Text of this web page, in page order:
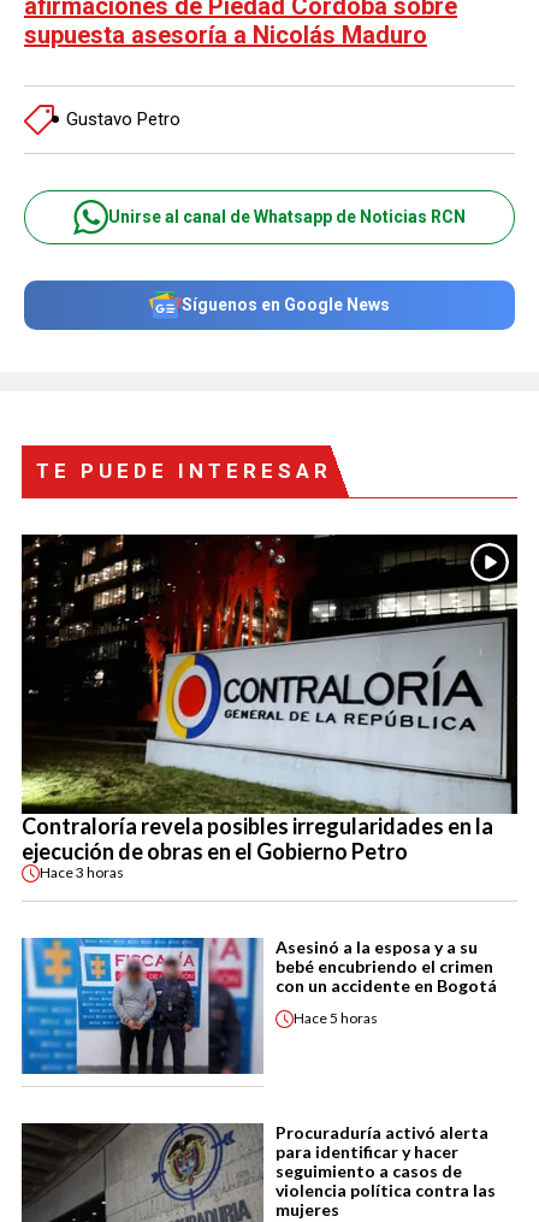
supuesta asesoría a Nicolás Maduro
Gustavo Petro
Unirse al canal de Whatsapp de Noticias RCN
Síguenos en Google News
TE PUEDE INTERESAR
Contraloría revela posibles irregularidades en la
ejecución de obras en el Gobierno Petro
Hace3 horas
Asesinó a la esposa y a su
bebé encubriendo el crimen
con un accidente en Bogotá
Hace5 horas
Procuraduría activó alerta
para identificar y hacer
seguimiento a casos de
violencia política contra las
mujeres